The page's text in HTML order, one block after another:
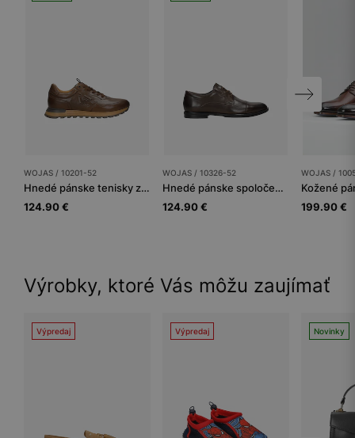
WOJAS / 10201-52
Hnedé pánske tenisky z brúsenej kože
124.90 €
WOJAS / 10326-52
Hnedé pánske spoločenské poltopánky z lícovej kože
124.90 €
WOJAS /
199.90 €
Výrobky, ktoré Vás môžu zaujímať
Výpredaj Výpredaj Novinky